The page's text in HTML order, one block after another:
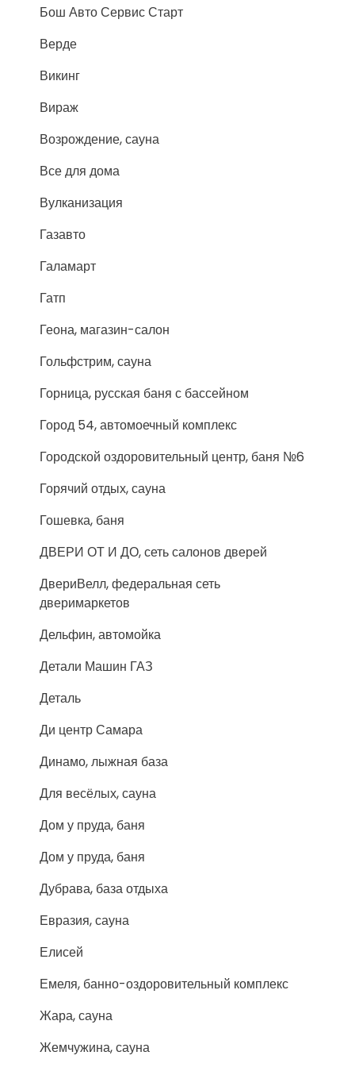
Бош Авто Сервис Старт
Верде
Викинг
Вираж
Возрождение, сауна
Все для дома
Вулканизация
Газавто
Галамарт
Гатп
Геона, магазин-салон
Гольфстрим, сауна
Горница, русская баня с бассейном
Город 54, автомоечный комплекс
Городской оздоровительный центр, баня №6
Горячий отдых, сауна
Гошевка, баня
ДВЕРИ ОТ И ДО, сеть салонов дверей
ДвериВелл, федеральная сеть
дверимаркетов
Дельфин, автомойка
Детали Машин ГАЗ
Деталь
Ди центр Самара
Динамо, лыжная база
Для весёлых, сауна
Дом у пруда, баня
Дом у пруда, баня
Дубрава, база отдыха
Евразия, сауна
Елисей
Емеля, банно-оздоровительный комплекс
Жара, сауна
Жемчужина, сауна